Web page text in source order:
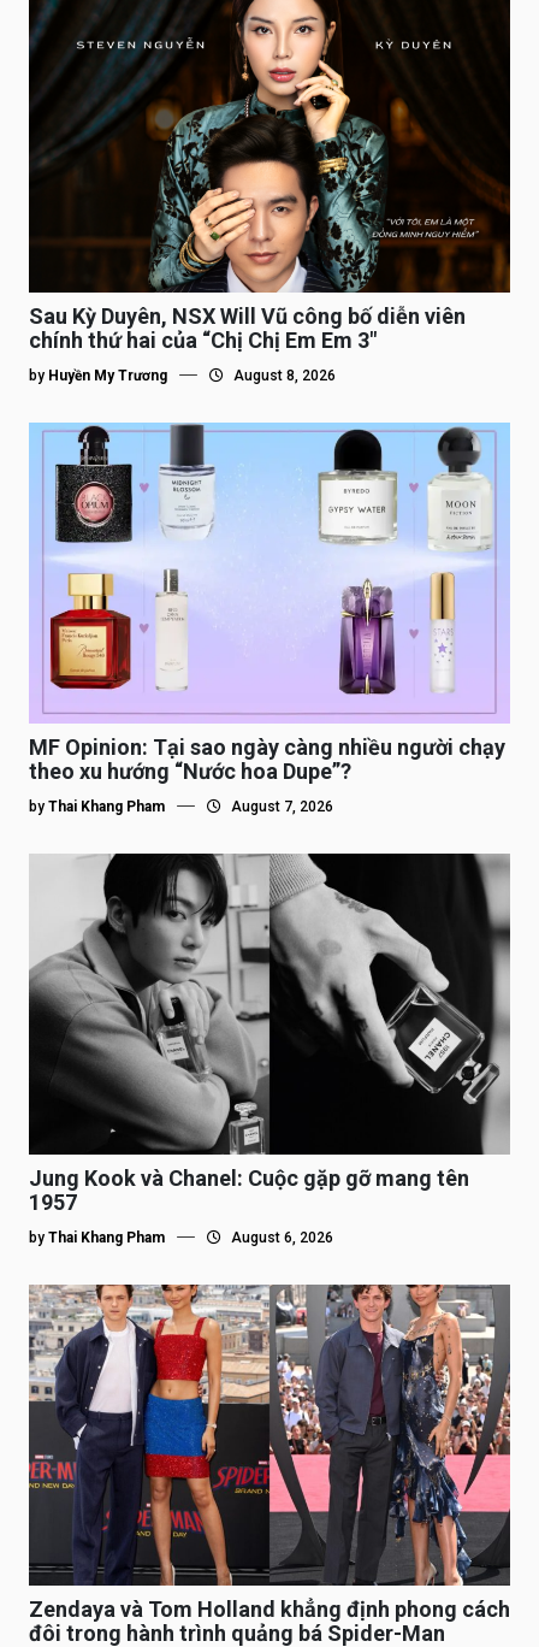
Sau Kỳ Duyên, NSX Will Vũ công bố diễn viên
chính thứ hai của “Chị Chị Em Em 3″
by Huyền My Trương August 8, 2026
MF Opinion: Tại sao ngày càng nhiều người chạy
theo xu hướng “Nước hoa Dupe”?
by Thai Khang Pham August 7, 2026
Jung Kook và Chanel: Cuộc gặp gỡ mang tên
1957
by Thai Khang Pham August 6, 2026
Zendaya và Tom Holland khẳng định phong cách
đôi trong hành trình quảng bá Spider-Man